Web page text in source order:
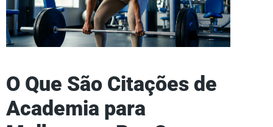
O Que São Citações de
Academia para